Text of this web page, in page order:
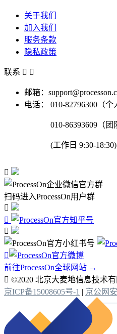
关于我们
加入我们
服务条款
隐私政策
联系  
邮箱：
电话：
010-82796300（个
010-86393609（团
(工作日 9:30-18:30)

扫码进入ProcessOn用户群




前往ProcessOn全球网站 →
 ©2020 北京大麦地信息技术有
京ICP备15008605号-1 | 京公网